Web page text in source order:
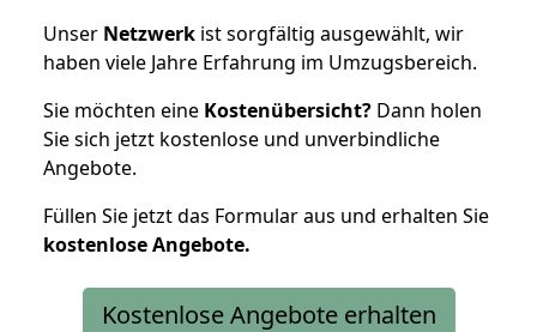
Unser Netzwerk ist sorgfältig ausgewählt, wir
haben viele Jahre Erfahrung im Umzugsbereich.
Sie möchten eine Kostenübersicht? Dann holen
Sie sich jetzt kostenlose und unverbindliche
Angebote.
Füllen Sie jetzt das Formular aus und erhalten Sie
kostenloseAngebote.
Kostenlose Angebote erhalten